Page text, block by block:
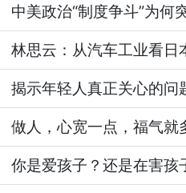
中美政治“制度争斗”为何
林思云：从汽车工业看日
揭示年轻人真正关心的问
做人，心宽一点，福气就
你是爱孩子？还是在害孩